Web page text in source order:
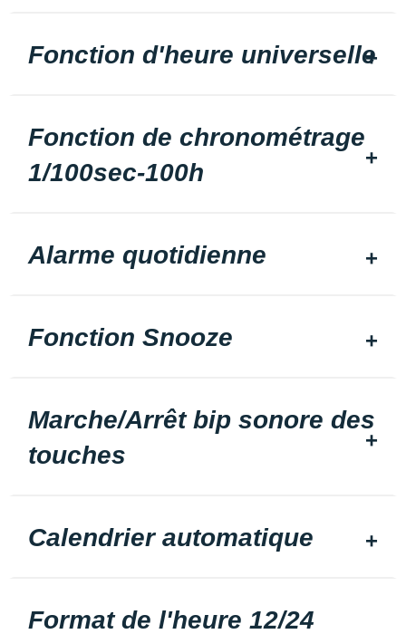
Fonction d'heure universelle
Fonction de chronométrage
1/100sec-100h
Alarme quotidienne
Fonction Snooze
Marche/Arrêt bip sonore des
touches
Calendrier automatique
Format de l'heure 12/24